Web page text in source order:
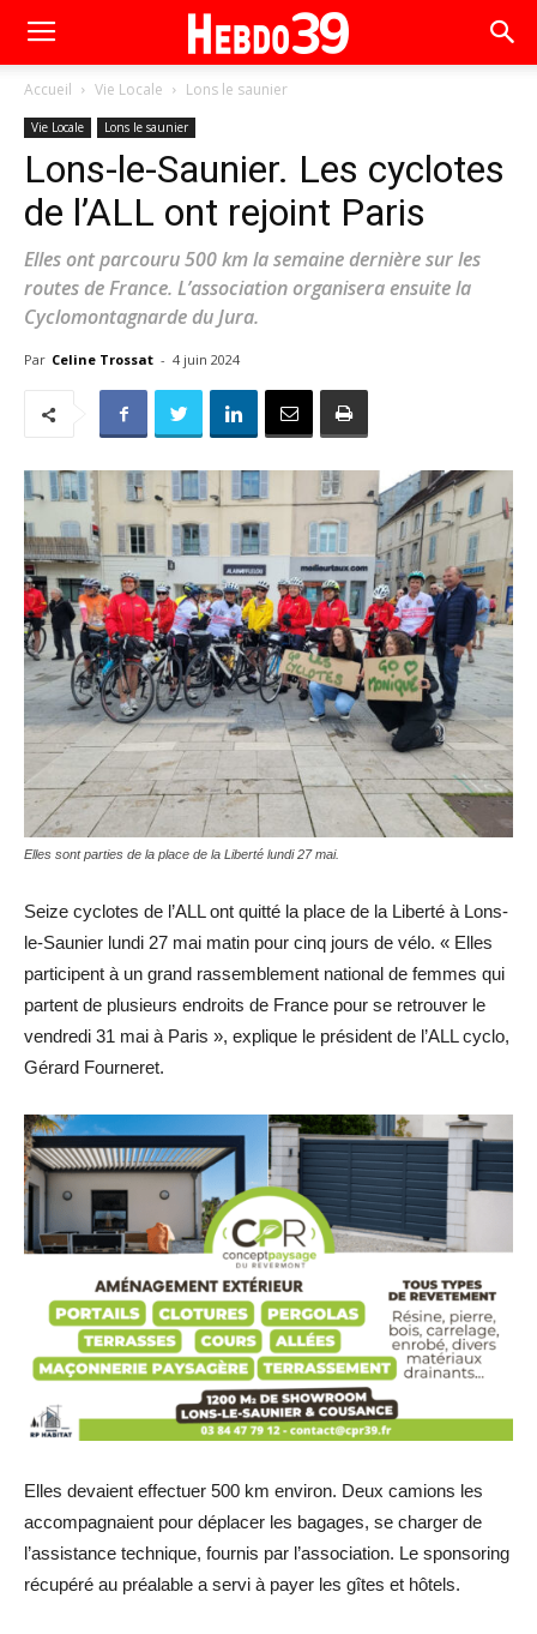
Accueil Vie Locale Lons le saunier
Vie Locale Lons le saunier
Lons-le-Saunier. Les cyclotes
de l’ALL ont rejoint Paris
Elles ont parcouru 500 km la semaine dernière sur les
routes de France. L’association organisera ensuite la
Cyclomontagnarde du Jura.
Par Celine Trossat - 4 juin 2024
Elles sont parties de la place de la Liberté lundi 27 mai.
Seize cyclotes de l’ALL ont quitté la place de la Liberté à Lons-
le-Saunier lundi 27 mai matin pour cinq jours de vélo. « Elles
participent à un grand rassemblement national de femmes qui
partent de plusieurs endroits de France pour se retrouver le
vendredi 31 mai à Paris », explique le président de l’ALL cyclo,
Gérard Fourneret.
Elles devaient effectuer 500 km environ. Deux camions les
accompagnaient pour déplacer les bagages, se charger de
l’assistance technique, fournis par l’association. Le sponsoring
récupéré au préalable a servi à payer les gîtes et hôtels.